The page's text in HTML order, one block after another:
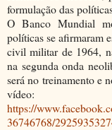
formulação das
O Banco Mundial
políticas se afirmaram
civil militar de 1964,
na segunda onda
será no treinamento e
vídeo:
https://
36746768/